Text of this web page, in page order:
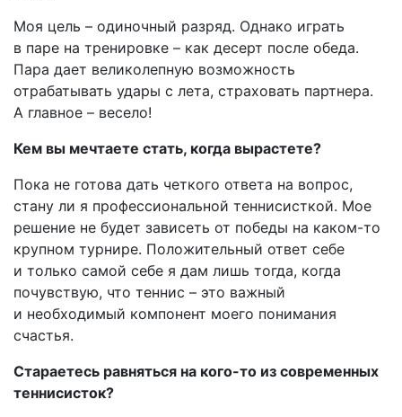
Моя цель – одиночный разряд. Однако играть
в паре на тренировке – как десерт после обеда.
Пара дает великолепную возможность
отрабатывать удары с лета, страховать партнера.
А главное – весело!
Кем вы мечтаете стать, когда вы­растете?
Пока не готова дать четкого ответа на во­­п­рос,
стану ли я профессиональной теннисисткой. Мое
решение не будет зависеть от победы на каком-то
крупном турнире. Положительный ответ себе
и только самой себе я дам лишь тогда, когда
почувствую, что теннис – это важный
и необходимый компонент моего понимания
счастья.
Стараетесь равняться на кого-то из современных
теннисисток?